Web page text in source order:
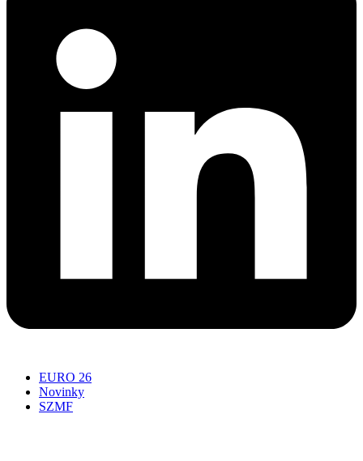
EURO 26
Novinky
SZMF